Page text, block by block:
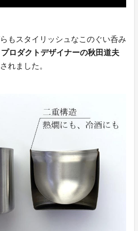
もスタイリッシュなこのぐい呑み
プロダクトデザイナーの秋田道夫
れました。